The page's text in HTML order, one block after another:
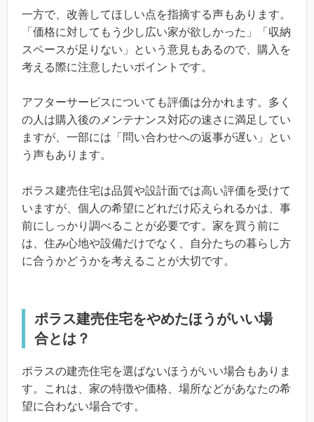
一方で、改善してほしい点を指摘する声もあります。
「価格に対してもう少し広い家が欲しかった」「収納
スペースが足りない」という意見もあるので、購入を
考える際に注意したいポイントです。
アフターサービスについても評価は分かれます。多く
の人は購入後のメンテナンス対応の速さに満足してい
ますが、一部には「問い合わせへの返事が遅い」とい
う声もあります。
ポラス建売住宅は品質や設計面では高い評価を受けて
いますが、個人の希望にどれだけ応えられるかは、事
前にしっかり調べることが必要です。家を買う前に
は、住み心地や設備だけでなく、自分たちの暮らし方
に合うかどうかを考えることが大切です。
ポラス建売住宅をやめたほうがいい場
合とは？
ポラスの建売住宅を選ばないほうがいい場合もありま
す。これは、家の特徴や価格、場所などがあなたの希
望に合わない場合です。